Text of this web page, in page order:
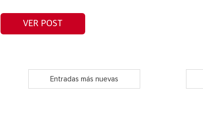
VER POST
Entradas más nuevas